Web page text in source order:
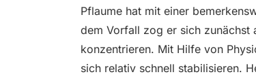
Pflaume hat mit einer
dem Vorfall zog er sich zunächst
konzentrieren. Mit Hilfe von
sich relativ schnell stabilisieren.